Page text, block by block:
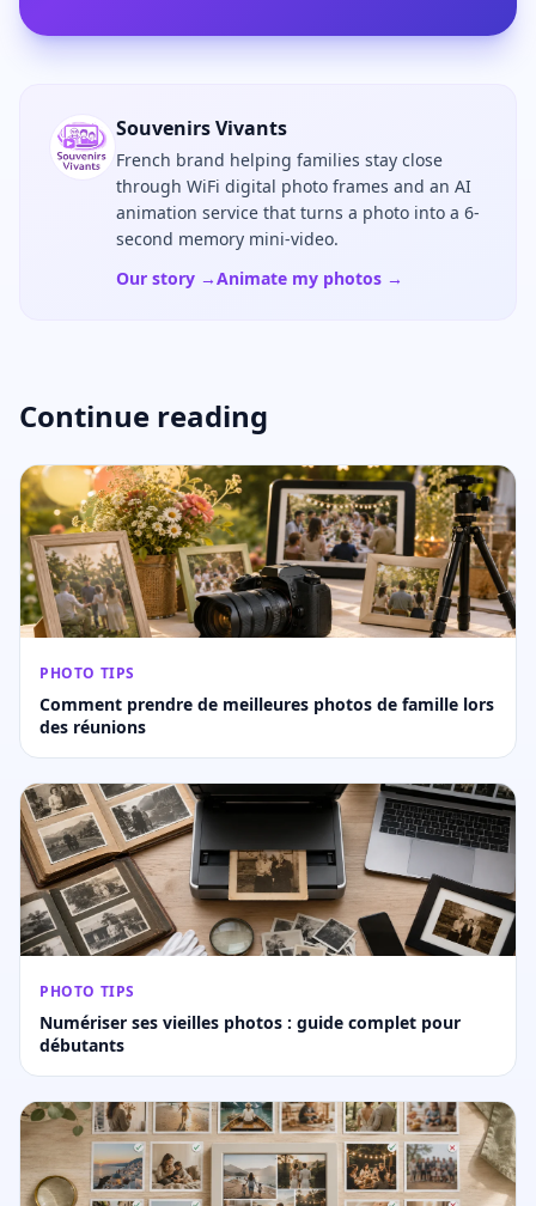
Souvenirs Vivants
French brand helping families stay close
through WiFi digital photo frames and an AI
animation service that turns a photo into a 6-
second memory mini-video.
Our story →Animate my photos →
Continue reading
PHOTO TIPS
Comment prendre de meilleures photos de famille lors
des réunions
PHOTO TIPS
Numériser ses vieilles photos : guide complet pour
débutants